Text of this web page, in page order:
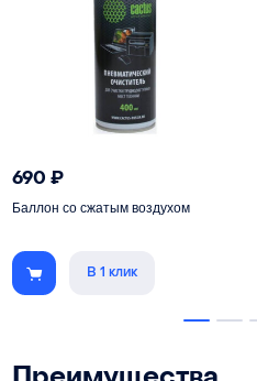
690₽
Баллон со сжатым воздухом
В 1 клик